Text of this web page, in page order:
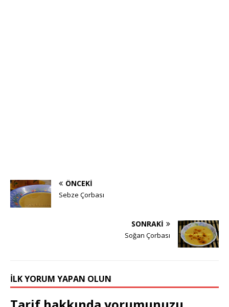
ÖNCEKI
Sebze Çorbası
SONRAKI
Soğan Çorbası
İLK YORUM YAPAN OLUN